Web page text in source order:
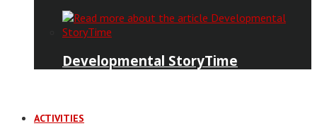
Developmental StoryTime
ACTIVITIES